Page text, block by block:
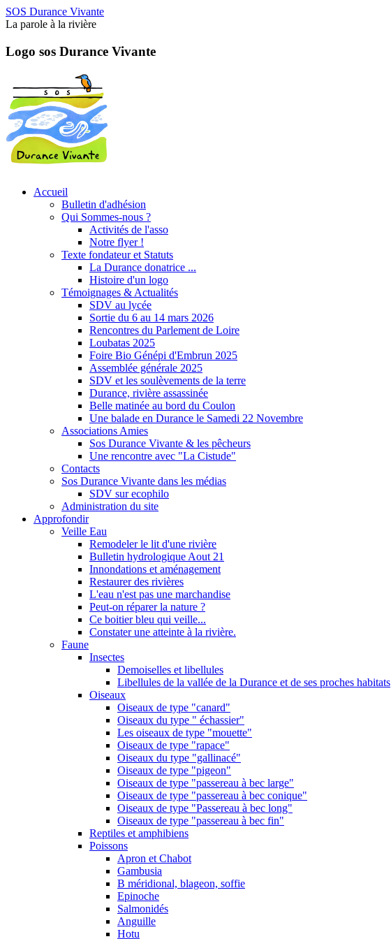
SOS Durance Vivante
La parole à la rivière
Logo sos Durance Vivante
Accueil
Bulletin d'adhésion
Qui Sommes-nous ?
Activités de l'asso
Notre flyer !
Texte fondateur et Statuts
La Durance donatrice ...
Histoire d'un logo
Témoignages & Actualités
SDV au lycée
Sortie du 6 au 14 mars 2026
Rencontres du Parlement de Loire
Loubatas 2025
Foire Bio Génépi d'Embrun 2025
Assemblée générale 2025
SDV et les soulèvements de la terre
Durance, rivière assassinée
Belle matinée au bord du Coulon
Une balade en Durance le Samedi 22 Novembre
Associations Amies
Sos Durance Vivante & les pêcheurs
Une rencontre avec "La Cistude"
Contacts
Sos Durance Vivante dans les médias
SDV sur ecophilo
Administration du site
Approfondir
Veille Eau
Remodeler le lit d'une rivière
Bulletin hydrologique Aout 21
Innondations et aménagement
Restaurer des rivières
L'eau n'est pas une marchandise
Peut-on réparer la nature ?
Ce boitier bleu qui veille...
Constater une atteinte à la rivière.
Faune
Insectes
Demoiselles et libellules
Libellules de la vallée de la Durance et de ses proches habitats
Oiseaux
Oiseaux de type "canard"
Oiseaux du type " échassier"
Les oiseaux de type "mouette"
Oiseaux de type "rapace"
Oiseaux du type "gallinacé"
Oiseaux de type "pigeon"
Oiseaux de type "passereau à bec large"
Oiseaux de type "passereau à bec conique"
Oiseaux de type "Passereau à bec long"
Oiseaux de type "passereau à bec fin"
Reptiles et amphibiens
Poissons
Apron et Chabot
Gambusia
B méridional, blageon, soffie
Epinoche
Salmonidés
Anguille
Hotu